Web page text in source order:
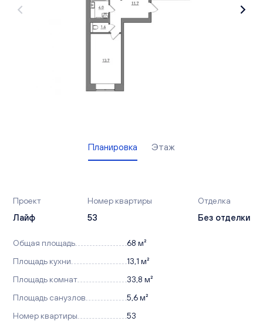
Вакансии
Офисы продаж
Планировка Этаж
Проект
Лайф
Номер квартиры
53
Отделка
Без отделки
Общая площадь
68 м²
Площадь кухни
13,1 м²
Площадь комнат
33,8 м²
Площадь санузлов
5,6 м²
Номер квартиры
53